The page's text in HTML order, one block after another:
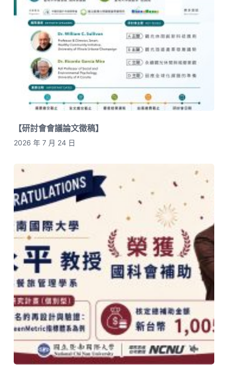
【研討會會議論文徵稿】
2026 年 7 月 24 日